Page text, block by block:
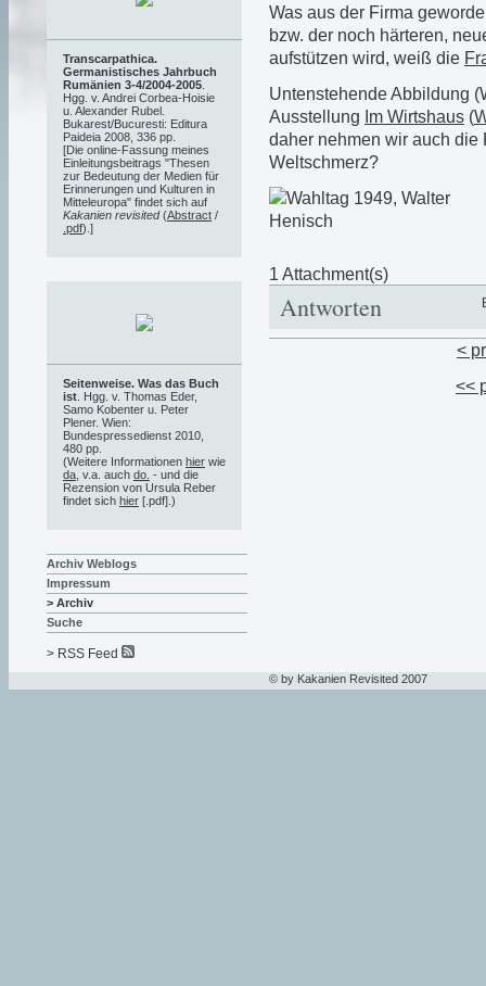
Was aus der Firma
bzw. der noch härteren,
aufstützen wird, weiß die
Untenstehende Abbildung
Ausstellung Im Wirtshaus (
daher nehmen wir auch die
Weltschmerz?
1 Attachment(s)
Antworten
<
<<
Transcarpathica.
Germanistisches Jahrbuch
Rumänien 3-4/2004-2005
Hgg. v. Andrei Corbea-Hoisie
u. Alexander Rubel.
Bukarest/Bucuresti: Editura
Paideia 2008, 336 pp.
[Die online-Fassung meines
Einleitungsbeitrags "Thesen
zur Bedeutung der Medien für
Erinnerungen und Kulturen in
Mitteleuropa" findet sich auf
Kakanien revisited(Abstract /
.pdf).]
Seitenweise. Was das Buch
ist . Hgg. v. Thomas Eder,
Samo Kobenter u. Peter
Plener. Wien:
Bundespressedienst 2010,
480 pp.
(Weitere Informationen hier wie
da , v.a. auch do. - und die
Rezension von Ursula Reber
findet sich hier [.pdf].)
Archiv Weblogs
Impressum
> Archiv
Suche
> RSS Feed
© by Kakanien Revisited 2007